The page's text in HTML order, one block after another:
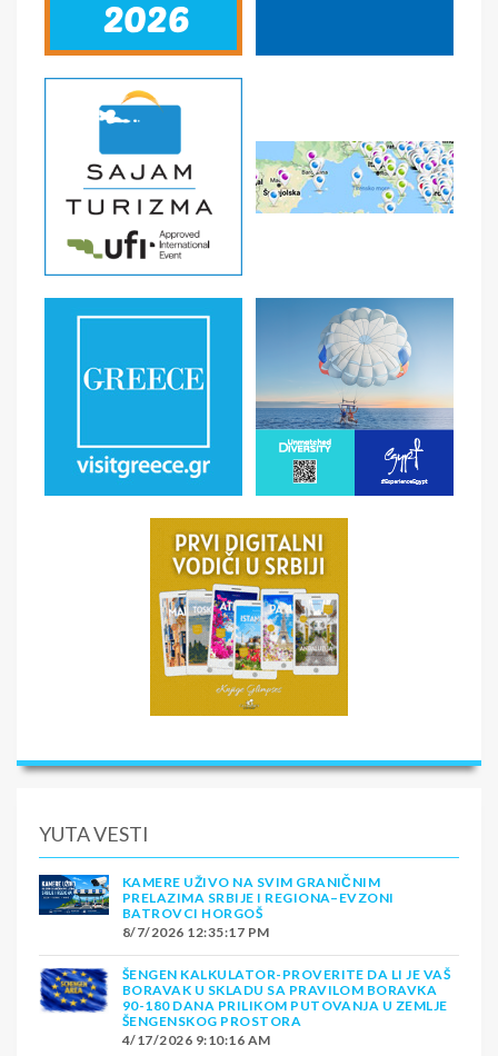
YUTA VESTI
KAMERE UŽIVO NA SVIM GRANIČNIM
PRELAZIMA SRBIJE I REGIONA–EVZONI
BATROVCI HORGOŠ
8/7/2026 12:35:17 PM
ŠENGEN KALKULATOR-PROVERITE DA LI JE VAŠ
BORAVAK U SKLADU SA PRAVILOM BORAVKA
90-180 DANA PRILIKOM PUTOVANJA U ZEMLJE
ŠENGENSKOG PROSTORA
4/17/2026 9:10:16 AM